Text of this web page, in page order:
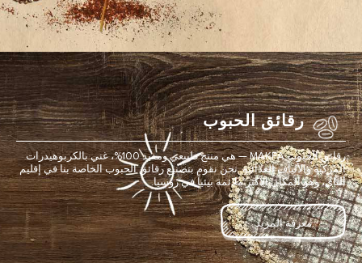
رقائق الحبوب
رقائق الحبوب MAKFA — هي منتج طبيعي ومفيد 100%، غني بالكربوهيدرات
المركبة والألياف الغذائية. نحن نقوم بتصنيع رقائق الحبوب الخاصة بنا في إقليم
ألتاي، وهو المكان الأكثر ملائمة بيئياً في روسيا.
معرفة المزيد